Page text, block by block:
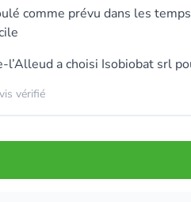
comme prévu dans les
l’Alleud a choisi Isobiobat srl
vérifié